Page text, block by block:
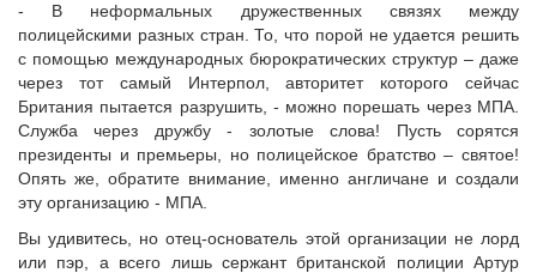
- В неформальных дружественных связях между
полицейскими разных стран. То, что порой не удается решить
с помощью международных бюрократических структур – даже
через тот самый Интерпол, авторитет которого сейчас
Британия пытается разрушить, - можно порешать через МПА.
Служба через дружбу - золотые слова! Пусть сорятся
президенты и премьеры, но полицейское братство – святое!
Опять же, обратите внимание, именно англичане и создали
эту организацию - МПА.
Вы удивитесь, но отец-основатель этой организации не лорд
или пэр, а всего лишь сержант британской полиции Артур